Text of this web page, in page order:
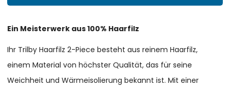
Ein Meisterwerk aus 100% Haarfilz
Ihr Trilby Haarfilz 2-Piece besteht aus reinem Haarfilz,
einem Material von höchster Qualität, das für seine
Weichheit und Wärmeisolierung bekannt ist. Mit einer